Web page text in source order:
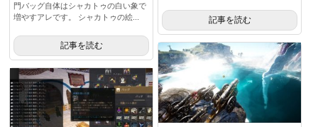
記事を読む
門バッグ自体はシャカトゥの白い象で
増やすアレです。 シャカトゥの絵...
記事を読む